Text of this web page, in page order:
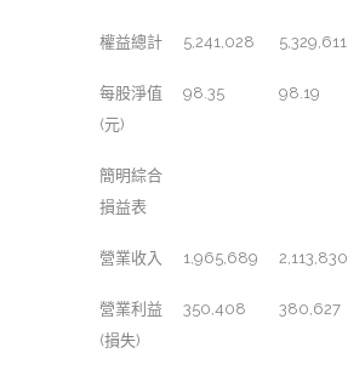
權益總計 5,241,028 5,329,611
每股淨值
(元)
98.35 98.19
簡明綜合
損益表
營業收入 1,965,689 2,113,830
營業利益
(損失)
350,408 380,627